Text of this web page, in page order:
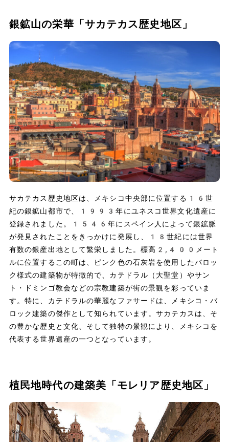
銀鉱山の栄華「サカテカス歴史地区」
サカテカス歴史地区は、メキシコ中央部に位置する16世
紀の銀鉱山都市で、1993年にユネスコ世界文化遺産に
登録されました。1546年にスペイン人によって銀鉱脈
が発見されたことをきっかけに発展し、18世紀には世界
有数の銀産出地として繁栄しました。標高2,400メート
ルに位置するこの町は、ピンク色の石灰岩を使用したバロッ
ク様式の建築物が特徴的で、カテドラル（大聖堂）やサン
ト・ドミンゴ教会などの宗教建築が街の景観を彩っていま
す。特に、カテドラルの華麗なファサードは、メキシコ・バ
ロック建築の傑作として知られています。サカテカスは、そ
の豊かな歴史と文化、そして独特の景観により、メキシコを
代表する世界遺産の一つとなっています。
植民地時代の建築美「モレリア歴史地区」